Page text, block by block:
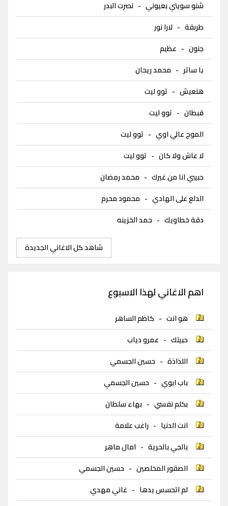
شنو سويتي بعيوني - نصرت البدر
طربقة - لارا نور
جنون - عظيم
يا ساتر - محمد ريحان
هنعيش - توو ليت
قبطان - توو ليت
الموج عالي اوي - توو ليت
لا عاش ولا كان - توو ليت
حبيبي انا من غيرك - محمد رمضان
الدلع على الهادي - محمود محرم
دقة خطاويك - حمد الخزينه
شاهد كل الاغاني الجديدة
اهم الاغاني لهذا الاسبوع
هو انت - كاظم الساهر
حبيتك - عمرو دياب
اللذاذة - حسين الجسمي
باب ابوي - حسين الجسمي
بكلم نفسي - بهاء سلطان
انت الدنيا - راغب علامة
بالجي بالحرية - امال ماهر
الصقور المخلصين - حسين الجسمي
لم اتحسس يدها - غاني مهدي